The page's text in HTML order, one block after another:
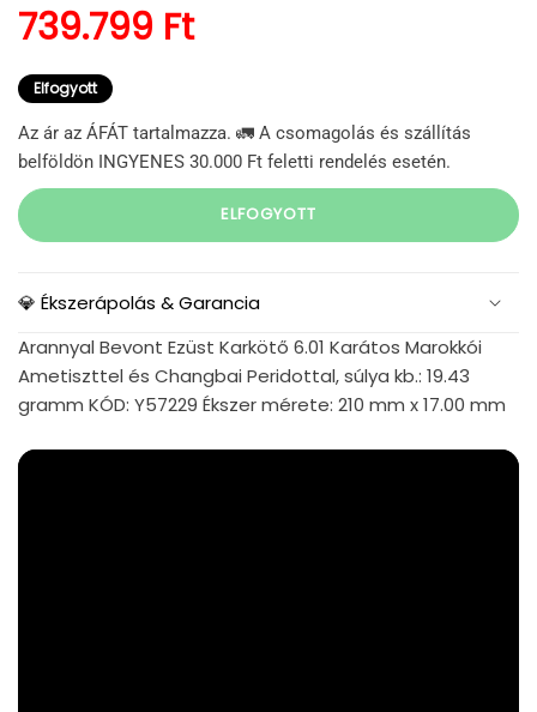
Normál ár
739.799 Ft
Elfogyott
Az ár az ÁFÁT tartalmazza. 🚛 A csomagolás és szállítás
belföldön INGYENES 30.000 Ft feletti rendelés esetén.
ELFOGYOTT
💎 Ékszerápolás & Garancia
Arannyal Bevont Ezüst Karkötő 6.01 Karátos Marokkói
Ametiszttel és Changbai Peridottal, súlya kb.: 19.43
gramm KÓD: Y57229 Ékszer mérete: 210 mm x 17.00 mm